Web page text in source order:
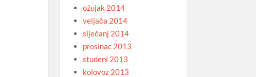
ožujak 2014
veljača 2014
siječanj 2014
prosinac 2013
studeni 2013
kolovoz 2013